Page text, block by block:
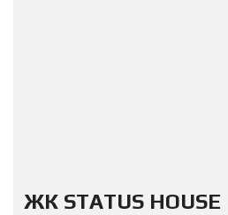
ЖК STATUS HOUSE